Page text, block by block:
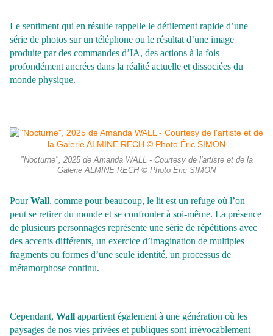
Le sentiment qui en résulte rappelle le défilement rapide d’une
série de photos sur un téléphone ou le résultat d’une image
produite par des commandes d’IA, des actions à la fois
profondément ancrées dans la réalité actuelle et dissociées du
monde physique.
"Nocturne", 2025 de Amanda WALL - Courtesy de l'artiste et de la
Galerie ALMINE RECH © Photo Éric SIMON
PourWall, comme pour beaucoup, le lit est un refuge où l’on
peut se retirer du monde et se confronter à soi-même. La présence
de plusieurs personnages représente une série de répétitions avec
des accents différents, un exercice d’imagination de multiples
fragments ou formes d’une seule identité, un processus de
métamorphose continu.
Cependant, Wall appartient également à une génération où les
paysages de nos vies privées et publiques sont irrévocablement